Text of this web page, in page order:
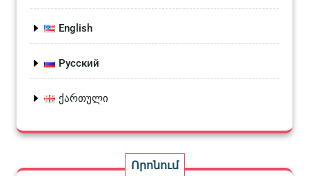
English
Русский
ქართული
Որոնում